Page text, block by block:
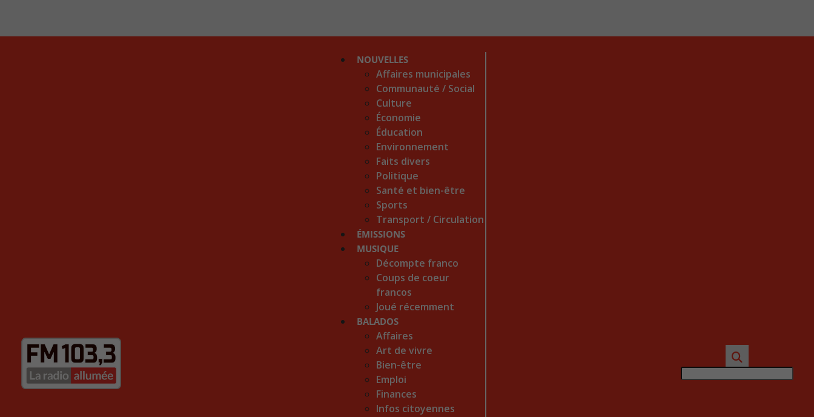
NOUVELLES
Affaires municipales
Communauté / Social
Culture
Économie
Éducation
Environnement
Faits divers
Politique
Santé et bien-être
Sports
Transport / Circulation
ÉMISSIONS
MUSIQUE
Décompte franco
Coups de coeur
francos
Joué récemment
BALADOS
Affaires
Art de vivre
Bien-être
Emploi
Finances
Infos citoyennes